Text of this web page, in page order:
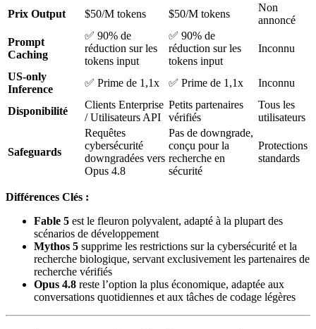
Prix Output
$50/M tokens $50/M tokens
Non
annoncé
Prompt
Caching
✅ 90% de
réduction sur les
tokens input
✅ 90% de
réduction sur les
tokens input
Inconnu
US-only
Inference
✅ Prime de 1,1x ✅ Prime de 1,1x Inconnu
Disponibilité
Clients Enterprise
/ Utilisateurs API
Petits partenaires
vérifiés
Tous les
utilisateurs
Safeguards
Requêtes
cybersécurité
downgradées vers
Opus 4.8
Pas de downgrade,
conçu pour la
recherche en
sécurité
Protections
standards
Différences Clés :
Fable 5 est le fleuron polyvalent, adapté à la plupart des
scénarios de développement
Mythos 5 supprime les restrictions sur la cybersécurité et la
recherche biologique, servant exclusivement les partenaires de
recherche vérifiés
Opus 4.8 reste l’option la plus économique, adaptée aux
conversations quotidiennes et aux tâches de codage légères